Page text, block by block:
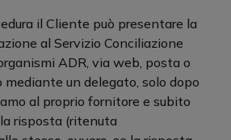
il Cliente può presentare la
al Servizio Conciliazione
ADR, via web, posta o
un delegato, solo dopo
al proprio fornitore e subito
risposta (ritenuta